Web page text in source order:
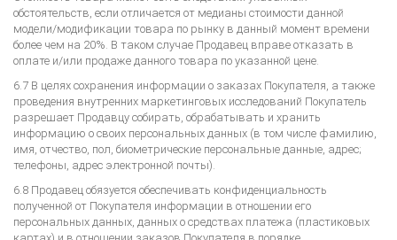
обстоятельств, если отличается от медианы стоимости данной
модели/модификации товара по рынку в данный момент времени
более чем на 20%. В таком случае Продавец вправе отказать в
оплате и/или продаже данного товара по указанной цене.
6.7 В целях сохранения информации о заказах Покупателя, а также
проведения внутренних маркетинговых исследований Покупатель
разрешает Продавцу собирать, обрабатывать и хранить
информацию о своих персональных данных (в том числе фамилию,
имя, отчество, пол, биометрические персональные данные, адрес;
телефоны, адрес электронной почты).
6.8 Продавец обязуется обеспечивать конфиденциальность
полученной от Покупателя информации в отношении его
персональных данных, данных о средствах платежа (пластиковых